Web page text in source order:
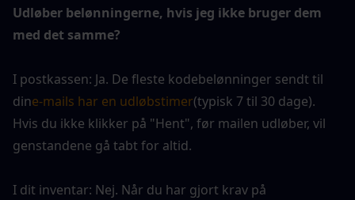
Udløber belønningerne, hvis jeg ikke bruger dem
med det samme?
I postkassen: Ja. De fleste kodebelønninger sendt til
dine-mails har en udløbstimer(typisk 7 til 30 dage).
Hvis du ikke klikker på "Hent", før mailen udløber, vil
genstandene gå tabt for altid.
I dit inventar: Nej. Når du har gjort krav på